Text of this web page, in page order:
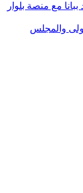
مع منصة بلوار
والمجلس